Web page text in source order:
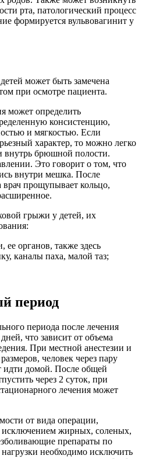
рта, патологический процесс
формируется вульвовагинит у
может быть замечена
при осмотре пациента.
может определить
консистенцию,
и мягкостью. Если
характер, то можно легко
внутрь брюшной полости.
Это говорит о том, что
внутри мешка. После
врач прощупывает кольцо,
грыжи у детей, их
органов, также здесь
каналы паха, малой таз;
период
периода после лечения
что зависит от объема
При местной анестезии и
человек через пару
идти домой. После общей
через 2 суток, при
лечения может
от вида операции,
жирных, соленых,
препараты по
необходимо исключить